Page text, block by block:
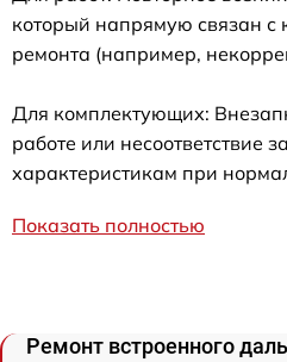
который напрямую связан с
ремонта (например,
Для комплектующих:
работе или несоответствие
характеристикам при
Показать полностью
Ремонт встроенного